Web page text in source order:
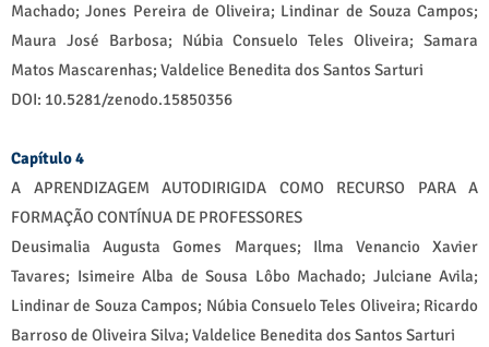
Machado; Jones Pereira de Oliveira; Lindinar de Souza Campos;
Maura José Barbosa; Núbia Consuelo Teles Oliveira; Samara
Matos Mascarenhas; Valdelice Benedita dos Santos Sarturi
DOI: 10.5281/zenodo.15850356
Capítulo 4
A APRENDIZAGEM AUTODIRIGIDA COMO RECURSO PARA A
FORMAÇÃO CONTÍNUA DE PROFESSORES
Deusimalia Augusta Gomes Marques; Ilma Venancio Xavier
Tavares; Isimeire Alba de Sousa Lôbo Machado; Julciane Avila;
Lindinar de Souza Campos; Núbia Consuelo Teles Oliveira; Ricardo
Barroso de Oliveira Silva; Valdelice Benedita dos Santos Sarturi